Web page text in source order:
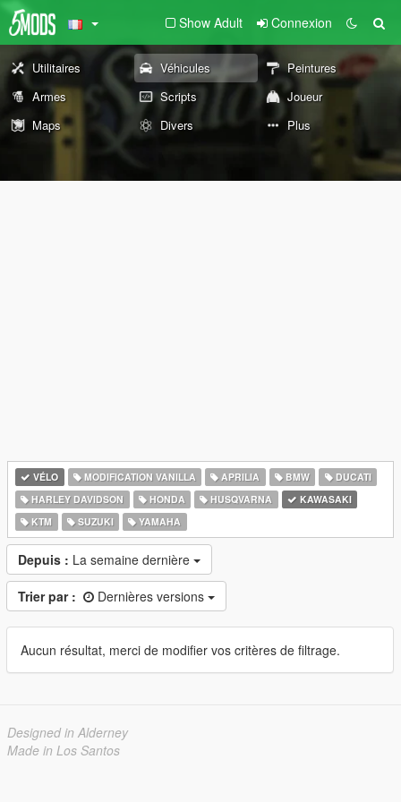
Show Adult Connexion
Utilitaires Véhicules
Peintures
Armes
Scripts
Joueur
Maps
Divers Plus
VÉLO MODIFICATION VANILLA APRILIA BMW
DUCATI
HARLEY DAVIDSON
HONDA HUSQVARNA
KAWASAKI
KTM
SUZUKI YAMAHA
Depuis : La semaine dernière
Trier par : Dernières versions
Aucun résultat, merci de modifier vos critères de filtrage.
Designed in Alderney
Made in Los Santos